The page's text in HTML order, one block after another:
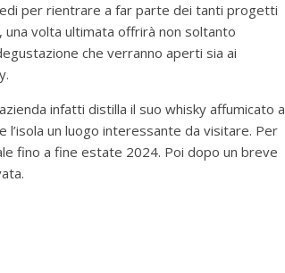
per rientrare a far parte dei tanti progetti
una volta ultimata offrirà non soltanto
che verranno aperti sia ai
infatti distilla il suo whisky affumicato a
un luogo interessante da visitare. Per
fino a fine estate 2024. Poi dopo un breve